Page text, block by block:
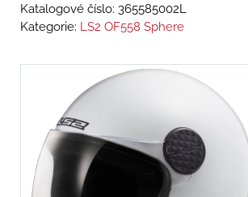
Katalogové číslo: 365585002L
Kategorie: LS2 OF558 Sphere